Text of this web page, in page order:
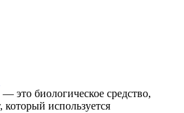
это биологическое средство,
используется